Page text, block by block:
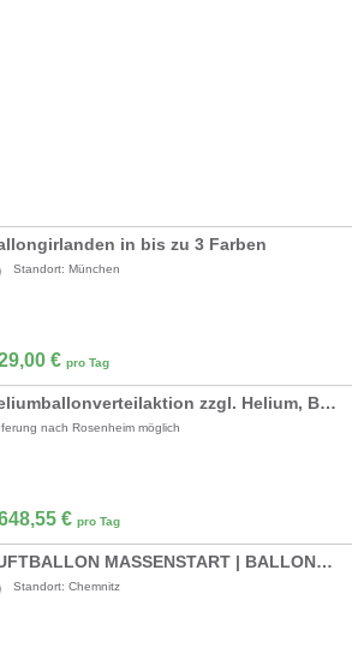
in bis zu 3 Farben
Standort: München
€ pro Tag
Heliumballonverteilaktion zzgl. Helium, Ballons inkl.19% MwSt.
nach Rosenheim möglich
€ pro Tag
LUFTBALLON MASSENSTART | BALLONDROP
Standort: Chemnitz